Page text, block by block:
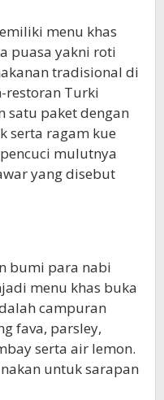
menu khas
puasa yakni roti
tradisional di
restoran Turki
satu paket dengan
serta ragam kue
mulutnya
yang disebut
bumi para nabi
menu khas buka
campuran
fava, parsley,
serta air lemon.
untuk sarapan